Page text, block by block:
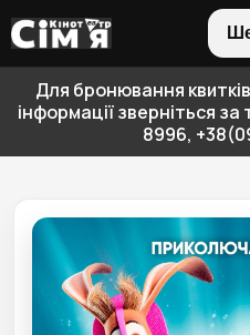
Для бронювання
інформації зверніться
8996,